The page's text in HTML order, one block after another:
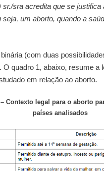
sr./sra acredita que se justifica
seja, um aborto, quando a
(com duas
O quadro 1, abaixo, resume a
em relação ao aborto.
Contexto legal para o aborto
países analisados